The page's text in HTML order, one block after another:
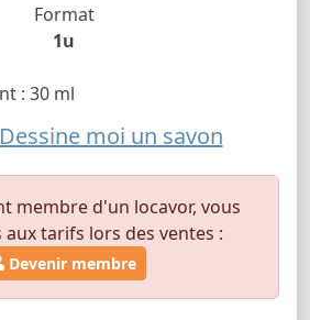
Format
1u
: 30 ml
Dessine moi un savon
membre d'un locavor, vous
aux tarifs lors des ventes :
Devenir membre